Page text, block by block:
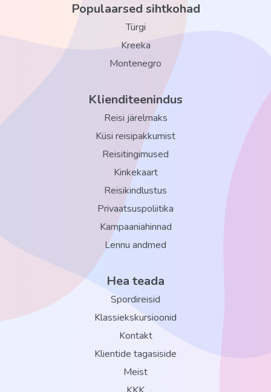
Meelelahutus ja sport
kulinaaria kursused tasuta (kanari, rahvusvaheline ja laste
paddle-tennis tasuline (2)
golf tasuline (hotellist väljaspool)
spaa-keskus tasuline (Spa Sensations: türgi, soome saun,
allveemassaaziga bassein)
elav muusika tasuta (Iballa Coktail Bar)
tenniseväljak tasuline
Imikud (8 kuud - 3 a.)
Populaarsed sihtkohad
Türgi
Kreeka
Montenegro
Klienditeenindus
Reisi järelmaks
Küsi reisipakkumist
Reisitingimused
Kinkekaart
Reisikindlustus
Privaatsuspoliitika
Kampaaniahinnad
Lennu andmed
Hea teada
Spordireisid
Klassiekskursioonid
Kontakt
Klientide tagasiside
Meist